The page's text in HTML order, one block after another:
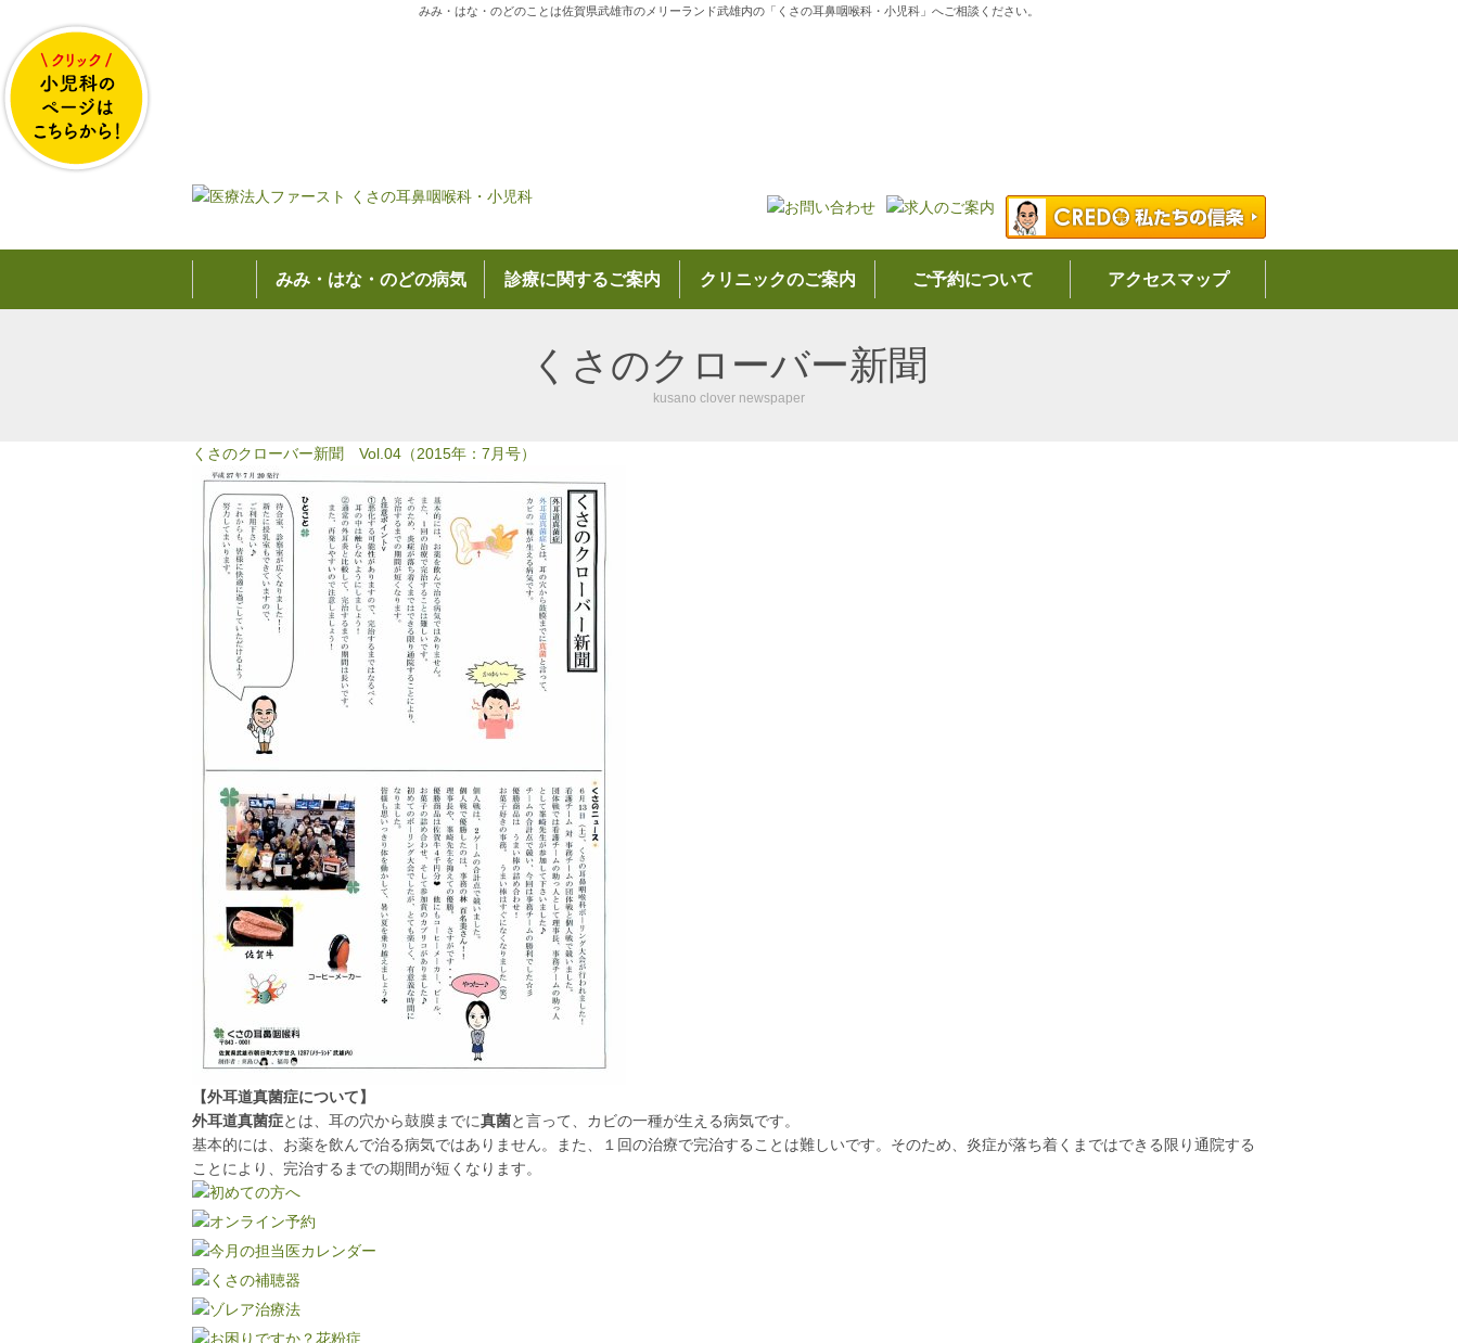
みみ・はな・のどのことは佐賀県武雄市のメリーランド武雄内の「くさの耳鼻咽喉科・小児科」へご相談ください。
みみ・はな・のどの病気 診療に関するご案内 クリニックのご案内 ご予約について アクセスマップ
くさのクローバー新聞
kusano clover newspaper
くさのクローバー新聞 Vol.04（2015年：7月号）
【外耳道真菌症について】
外耳道真菌症とは、耳の穴から鼓膜までに真菌と言って、カビの一種が生える病気です。
基本的には、お薬を飲んで治る病気ではありません。また、１回の治療で完治することは難しいです。そのため、炎症が落ち着くまではできる限り通院する
ことにより、完治するまでの期間が短くなります。